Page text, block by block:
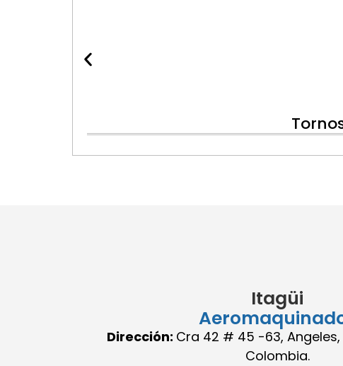
Itagüi
Dirección: Cra 42 # 45 -63,
Colombia.